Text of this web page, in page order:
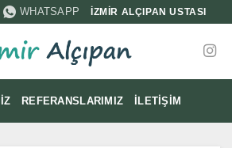
WHATSAPP İZMİR ALÇIPAN USTASI
REFERANSLARIMIZ İLETIŞIM